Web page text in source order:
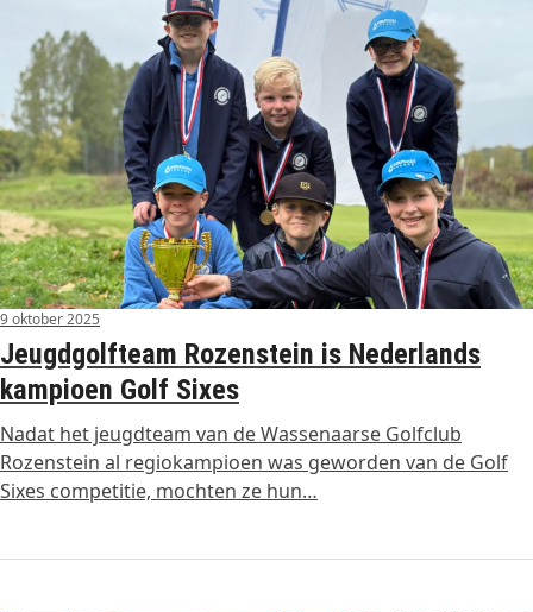
9 oktober 2025
Jeugdgolfteam Rozenstein is Nederlands
kampioen Golf Sixes
Nadat het jeugdteam van de Wassenaarse Golfclub
Rozenstein al regiokampioen was geworden van de Golf
Sixes competitie, mochten ze hun…